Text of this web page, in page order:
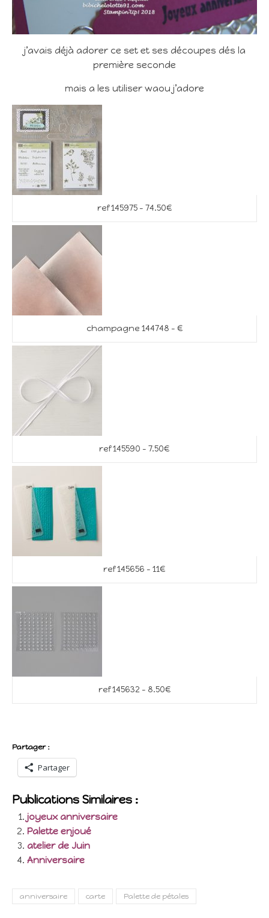
j’avais déjà adorer ce set et ses découpes dés la
première seconde
mais a les utiliser waou j’adore
ref 145975 – 74.50€
champagne 144748 – €
ref 145590 – 7.50€
ref 145656 – 11€
ref 145632 – 8.50€
Partager :
Partager
Publications Similaires :
joyeux anniversaire
Palette enjoué
atelier de Juin
Anniversaire
anniversaire carte Palette de pétales